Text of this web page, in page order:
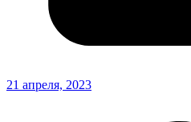
21 апреля, 2023